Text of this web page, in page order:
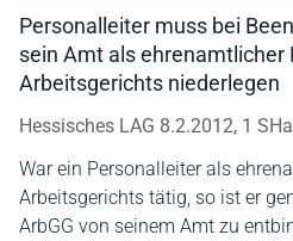
Personalleiter muss bei
sein Amt als ehrenamtlicher
Arbeitsgerichts niederlegen
Hessisches LAG 8.2.2012, 1
War ein Personalleiter als
Arbeitsgerichts tätig, so ist er
ArbGG von seinem Amt zu